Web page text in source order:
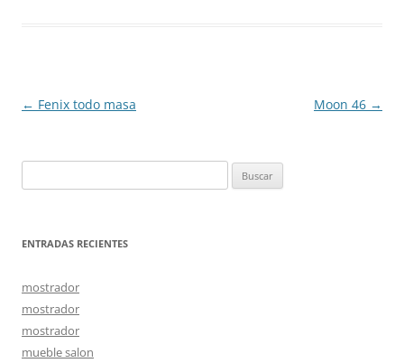
Navegación
← Fenix todo masa Moon 46 →
ENTRADAS RECIENTES
mostrador
mostrador
mostrador
mueble salon